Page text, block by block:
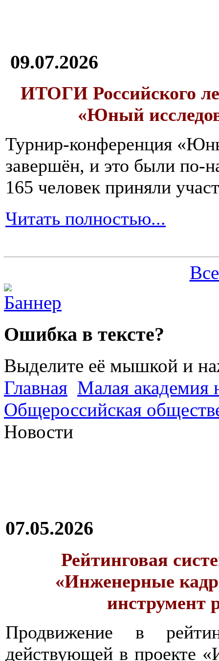
09.07.2026
ИТОГИ Российского
«Юный
Турнир-конференция
завершён, и это были по-
165 человек приняли
Читать полностью...
Ошибка в тексте?
Выделите её мышкой и
Главная Малая академия
Общероссийская
Новости
07.05.2026
Рейтинговая
«Инженерные
инструмент
Продвижение в
действующей в проекте